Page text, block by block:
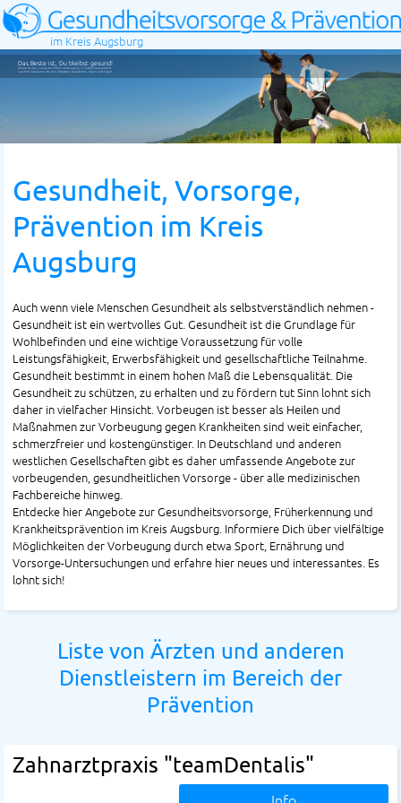
im Kreis Augsburg
Das Beste ist, Du bleibst gesund!
Gönne Dir den Luxus der frühen Vorbeugung in Sachen Gesundheit!
Lass Dich inspirieren von den attraktiven Angeboten, Ideen und Tipps!
Gesundheit, Vorsorge,
Prävention im Kreis
Augsburg
Auch wenn viele Menschen Gesundheit als selbstverständlich nehmen -
Gesundheit ist ein wertvolles Gut. Gesundheit ist die Grundlage für
Wohlbefinden und eine wichtige Voraussetzung für volle
Leistungsfähigkeit, Erwerbsfähigkeit und gesellschaftliche Teilnahme.
Gesundheit bestimmt in einem hohen Maß die Lebensqualität. Die
Gesundheit zu schützen, zu erhalten und zu fördern tut Sinn lohnt sich
daher in vielfacher Hinsicht. Vorbeugen ist besser als Heilen und
Maßnahmen zur Vorbeugung gegen Krankheiten sind weit einfacher,
schmerzfreier und kostengünstiger. In Deutschland und anderen
westlichen Gesellschaften gibt es daher umfassende Angebote zur
vorbeugenden, gesundheitlichen Vorsorge - über alle medizinischen
Fachbereiche hinweg.
Entdecke hier Angebote zur Gesundheitsvorsorge, Früherkennung und
Krankheitsprävention im Kreis Augsburg. Informiere Dich über vielfältige
Möglichkeiten der Vorbeugung durch etwa Sport, Ernährung und
Vorsorge-Untersuchungen und erfahre hier neues und interessantes. Es
lohnt sich!
Liste von Ärzten und anderen
Dienstleistern im Bereich der
Prävention
Zahnarztpraxis "teamDentalis"